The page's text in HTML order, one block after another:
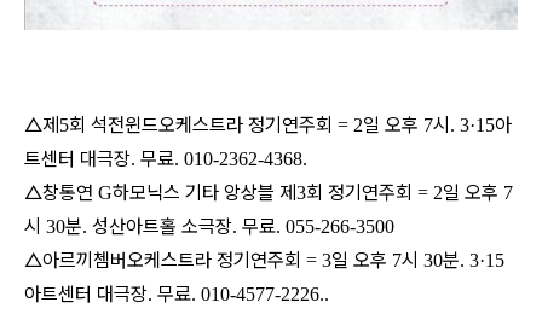
△제5회 석전윈드오케스트라 정기연주회 = 2일 오후 7시 . 3·15아
트센터 대극장. 무료. 010-2362-4368.
△창통연 G하모닉스 기타 앙상블 제3회 정기연주회 = 2일 오후 7
시 30분. 성산아트홀 소극장. 무료. 055-266-3500
△아르끼쳄버오케스트라 정기연주회 = 3일 오후 7시 30분. 3·15
아트센터 대극장. 무료. 010-4577-2226..